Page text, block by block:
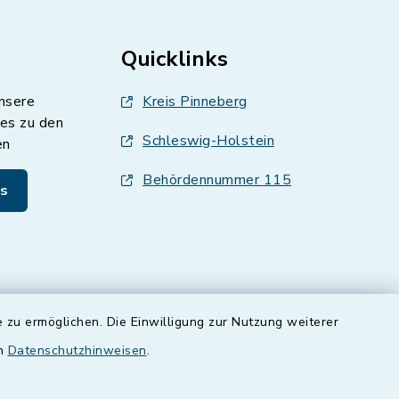
ermöglichen. Die Einwilligung zur Nutzung weiterer
Datenschutzhinweisen.
zu den
Quicklinks
Kreis Pinneberg
Schleswig-Holstein
Behördennummer 115